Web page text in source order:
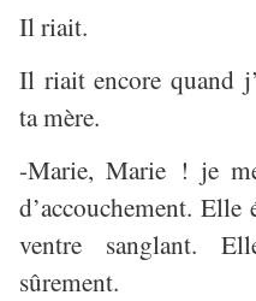
Il riait.
Il riait encore quand
ta mère.
-Marie, Marie ! je
d’accouchement. Elle
ventre sanglant.
sûrement.